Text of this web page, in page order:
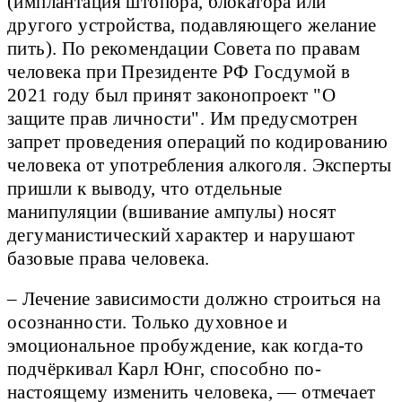
другого устройства, подавляющего желание
пить). По рекомендации Совета по правам
человека при Президенте РФ Госдумой в
2021 году был принят законопроект "О
защите прав личности". Им предусмотрен
запрет проведения операций по кодированию
человека от употребления алкоголя. Эксперты
пришли к выводу, что отдельные
манипуляции (вшивание ампулы) носят
дегуманистический характер и нарушают
базовые права человека.
– Лечение зависимости должно строиться на
осознанности. Только духовное и
эмоциональное пробуждение, как когда-то
подчёркивал Карл Юнг, способно по-
настоящему изменить человека, — отмечает